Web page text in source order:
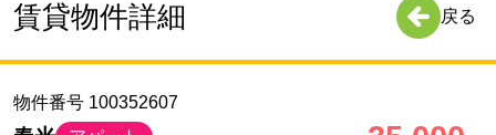
賃貸物件詳細 戻る
物件番号 100352607